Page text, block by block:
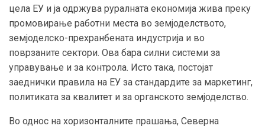
цела ЕУ и ја одржува руралната економија жива преку
промовирање работни места во земјоделството,
земјоделско-прехранбената индустрија и во
поврзаните сектори. Ова бара силни системи за
управување и за контрола. Исто така, постојат
заеднички правила на ЕУ за стандардите за маркетинг,
политиката за квалитет и за органското земјоделство.
Во однос на хоризонталните прашања, Северна